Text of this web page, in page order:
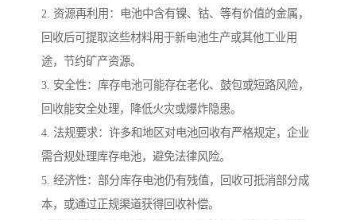
2. 资源再利用：电池中含有镍、钴、等有价值的金属，
回收后可提取这些材料用于新电池生产或其他工业用
途，节约矿产资源。
3. 安全性：库存电池可能存在老化、鼓包或短路风险，
回收能安全处理，降低火灾或爆炸隐患。
4. 法规要求：许多和地区对电池回收有严格规定，企业
需合规处理库存电池，避免法律风险。
5. 经济性：部分库存电池仍有残值，回收可抵消部分成
本，或通过正规渠道获得回收补偿。